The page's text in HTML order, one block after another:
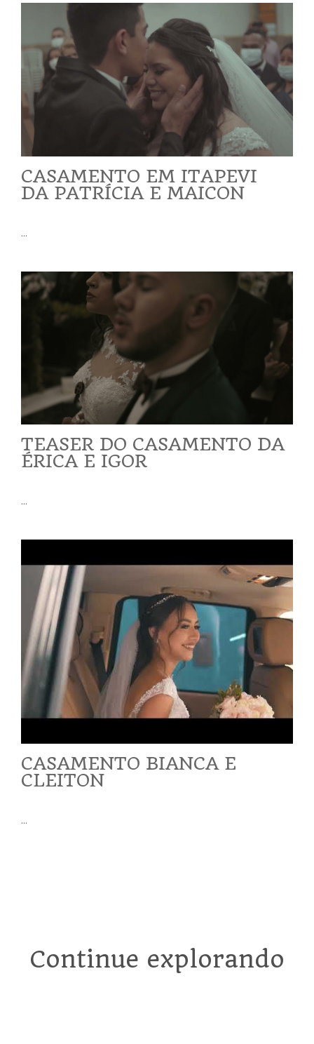
CASAMENTO EM ITAPEVI
DA PATRÍCIA E MAICON
...
TEASER DO CASAMENTO DA
ÉRICA E IGOR
...
CASAMENTO BIANCA E
CLEITON
...
Continue explorando